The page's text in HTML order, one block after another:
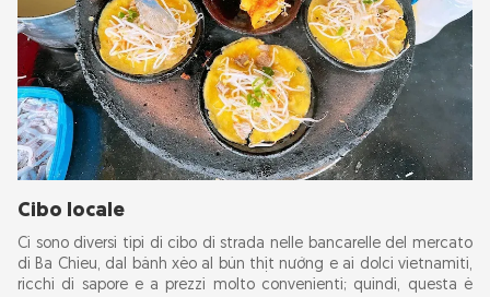
Cibo locale
Ci sono diversi tipi di cibo di strada nelle bancarelle del mercato
di Ba Chieu, dal bánh xèo al bún thịt nướng e ai dolci vietnamiti,
ricchi di sapore e a prezzi molto convenienti; quindi, questa è